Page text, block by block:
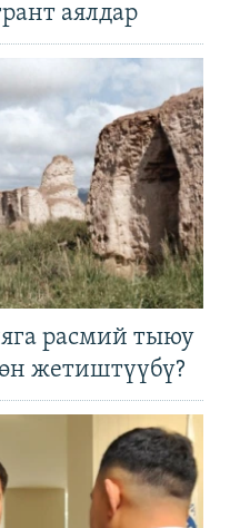
аялдар
расмий тыюу
жетиштүүбү?